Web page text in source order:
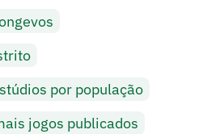
por população
jogos publicados